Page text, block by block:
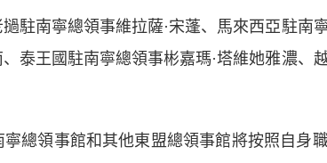
南寧總領事維拉薩·宋蓬、馬來西亞駐南寧
泰王國駐南寧總領事彬嘉瑪·塔維她雅濃、
領事館和其他東盟總領事館將按照自身